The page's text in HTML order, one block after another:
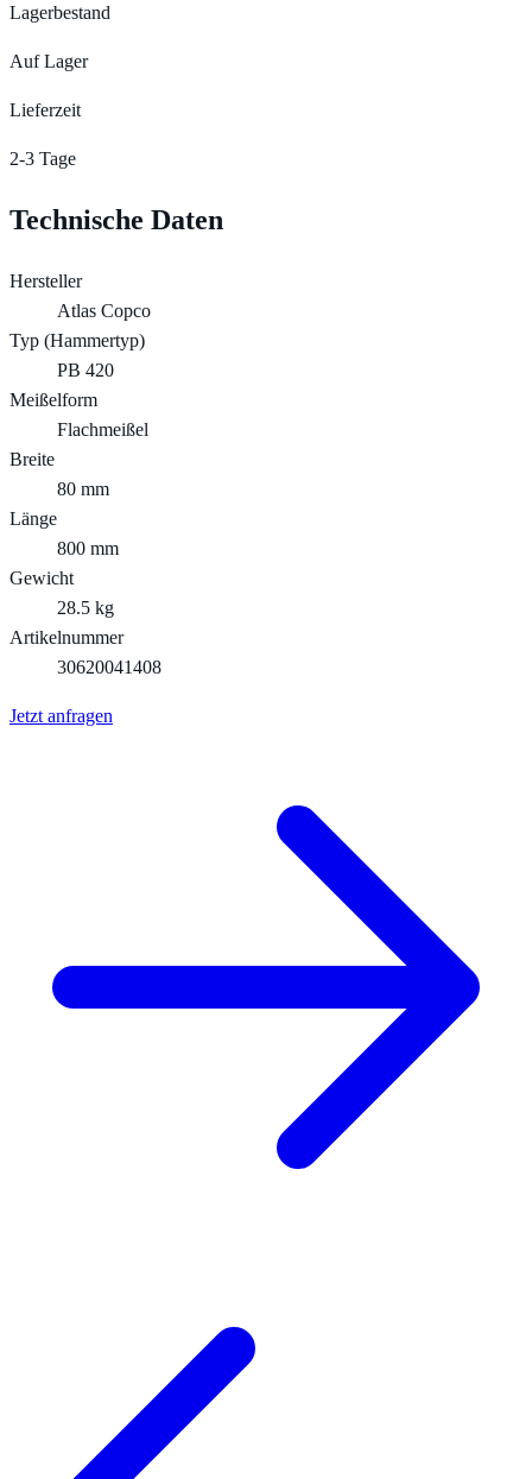
Lagerbestand
Auf Lager
Lieferzeit
2-3 Tage
Technische Daten
Hersteller
Atlas Copco
Typ (Hammertyp)
PB 420
Meißelform
Flachmeißel
Breite
80 mm
Länge
800 mm
Gewicht
28.5 kg
Artikelnummer
30620041408
Jetzt anfragen